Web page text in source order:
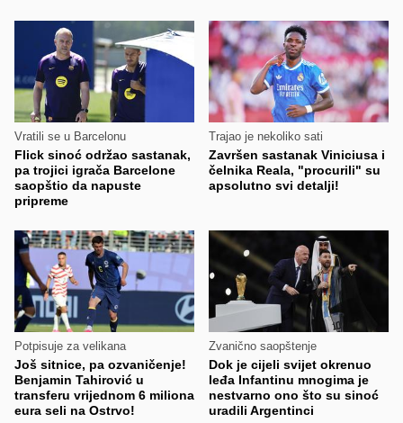
Vratili se u Barcelonu
Flick sinoć održao sastanak,
pa trojici igrača Barcelone
saopštio da napuste
pripreme
Trajao je nekoliko sati
Završen sastanak Viniciusa i
čelnika Reala, "procurili" su
apsolutno svi detalji!
Potpisuje za velikana
Još sitnice, pa ozvaničenje!
Benjamin Tahirović u
transferu vrijednom 6 miliona
eura seli na Ostrvo!
Zvanično saopštenje
Dok je cijeli svijet okrenuo
leđa Infantinu mnogima je
nestvarno ono što su sinoć
uradili Argentinci